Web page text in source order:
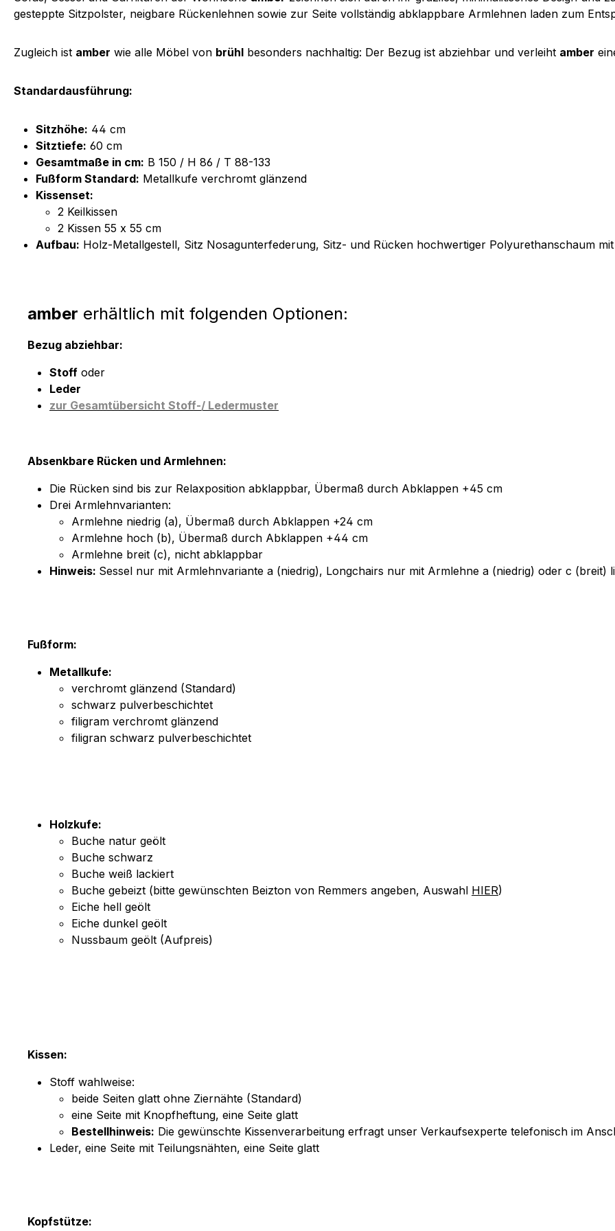
gesteppte Sitzpolster, neigbare Rückenlehnen sowie zur Seite vollständig abklappbare Armlehnen laden zum
Zugleich ist amber wie alle Möbel von brühl besonders nachhaltig: Der Bezug ist abziehbar und verleiht amber
Standardausführung:
Sitzhöhe: 44 cm
Sitztiefe: 60 cm
Gesamtmaße in cm: B 150 / H 86 / T 88-133
Fußform Standard: Metallkufe verchromt glänzend
Kissenset:
2 Keilkissen
2 Kissen 55 x 55 cm
Aufbau: Holz-Metallgestell, Sitz Nosagunterfederung, Sitz- und Rücken hochwertiger Polyurethanschaum
amber erhältlich mit folgenden Optionen:
Bezug abziehbar:
Stoff oder
Leder
zur Gesamtübersicht Stoff-/ Ledermuster
Absenkbare Rücken und Armlehnen:
Die Rücken sind bis zur Relaxposition abklappbar, Übermaß durch Abklappen +45 cm
Drei Armlehnvarianten:
Armlehne niedrig (a), Übermaß durch Abklappen +24 cm
Armlehne hoch (b), Übermaß durch Abklappen +44 cm
Armlehne breit (c), nicht abklappbar
Hinweis: Sessel nur mit Armlehnvariante a (niedrig), Longchairs nur mit Armlehne a (niedrig) oder c (breit)
Fußform:
Metallkufe:
verchromt glänzend (Standard)
schwarz pulverbeschichtet
filigram verchromt glänzend
filigran schwarz pulverbeschichtet
Holzkufe:
Buche natur geölt
Buche schwarz
Buche weiß lackiert
Buche gebeizt (bitte gewünschten Beizton von Remmers angeben, Auswahl HIER)
Eiche hell geölt
Eiche dunkel geölt
Nussbaum geölt (Aufpreis)
Kissen:
Stoff wahlweise:
beide Seiten glatt ohne Ziernähte (Standard)
eine Seite mit Knopfheftung, eine Seite glatt
Bestellhinweis: Die gewünschte Kissenverarbeitung erfragt unser Verkaufsexperte telefonisch im
Leder, eine Seite mit Teilungsnähten, eine Seite glatt
Kopfstütze: